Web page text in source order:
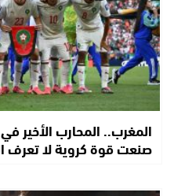
المغرب.. المحارب الأخير
صنعت قوة كروية لا تعرف